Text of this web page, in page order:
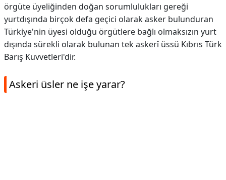
örgüte üyeliğinden doğan sorumlulukları gereği
yurtdışında birçok defa geçici olarak asker bulunduran
Türkiye'nin üyesi olduğu örgütlere bağlı olmaksızın yurt
dışında sürekli olarak bulunan tek askerî üssü Kıbrıs Türk
Barış Kuvvetleri'dir.
Askeri üsler ne işe yarar?